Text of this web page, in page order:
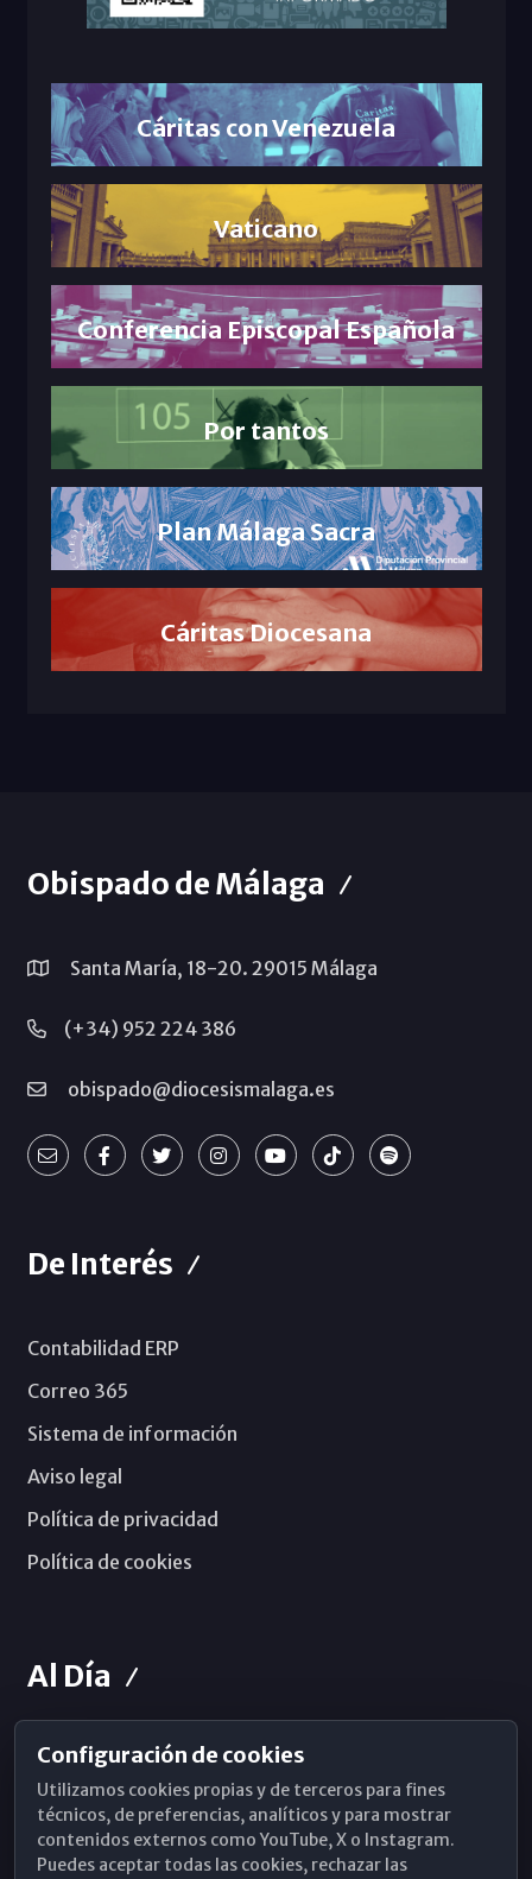
Cáritas con Venezuela
Vaticano
Conferencia Episcopal Española
Por tantos
Plan Málaga Sacra
Cáritas Diocesana
Obispado de Málaga
Santa María, 18-20. 29015 Málaga
(+34) 952 224 386
obispado@diocesismalaga.es
De Interés
Contabilidad ERP
Correo 365
Sistema de información
Aviso legal
Política de privacidad
Política de cookies
Al Día
Horarios de Misa
Hemeroteca
WhatsApp
Configuración de cookies
Utilizamos cookies propias y de terceros para fines
técnicos, de preferencias, analíticos y para mostrar
contenidos externos como YouTube, X o Instagram.
Puedes aceptar todas las cookies, rechazar las